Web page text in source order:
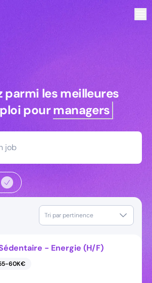
parmi les meilleures
parmi les meilleures
pourmanagers
job
Tri par pertinence
- Energie (H/F)
60K€